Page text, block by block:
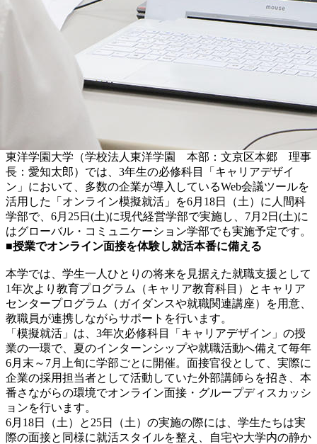
東洋学園大学（学校法人東洋学園 本部：文京区本郷 理事
長：愛知太郎）では、3年生の必修科目「キャリアデザイ
ン」において、多数の企業が導入しているWeb会議ツールを
活用した「オンライン模擬就活」を6月18日（土）に人間科
学部で、6月25日(土)に現代経営学部で実施し、7月2日(土)に
はグローバル・コミュニケーション学部でも実施予定です。
■授業でオンライン面接を体験し就活本番に備える
本学では、学生一人ひとりの将来を見据えた就職支援として
1年次より教育プログラム（キャリア教育科目）とキャリア
センタープログラム（ガイダンスや就職関連講座）を用意、
教職員が連携しながらサポートを行います。
「模擬就活」は、3年次必修科目「キャリアデザイン」の授
業の一環で、夏のインターンシップや就職活動へ備えて毎年
6月末～7月上旬に学部ごとに開催。面接官役として、実際に
企業の採用担当者として活動していた外部講師らを招き、本
番さながらの環境でオンライン面接・グループディスカッシ
ョンを行います。
6月18日（土）と25日（土）の実施の際には、学生たちは実
際の面接と同様に就活スタイルを整え、自宅や大学内の静か